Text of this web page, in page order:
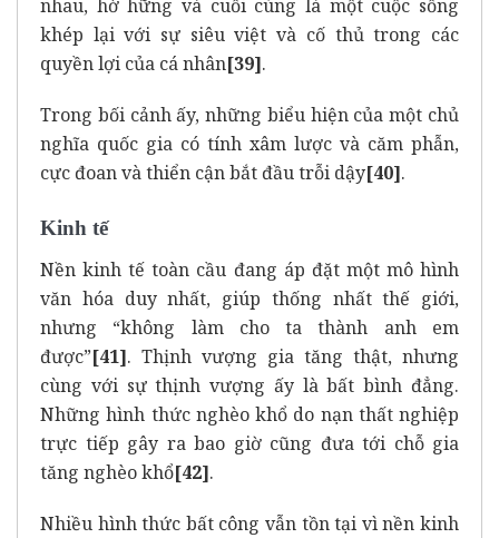
nhau, hờ hững và cuối cùng là một cuộc sống
khép lại với sự siêu việt và cố thủ trong các
quyền lợi của cá nhân[39].
Trong bối cảnh ấy, những biểu hiện của một chủ
nghĩa quốc gia có tính xâm lược và căm phẫn,
cực đoan và thiển cận bắt đầu trỗi dậy[40].
Kinh tế
Nền kinh tế toàn cầu đang áp đặt một mô hình
văn hóa duy nhất, giúp thống nhất thế giới,
nhưng “không làm cho ta thành anh em
được”[41]. Thịnh vượng gia tăng thật, nhưng
cùng với sự thịnh vượng ấy là bất bình đẳng.
Những hình thức nghèo khổ do nạn thất nghiệp
trực tiếp gây ra bao giờ cũng đưa tới chỗ gia
tăng nghèo khổ[42].
Nhiều hình thức bất công vẫn tồn tại vì nền kinh